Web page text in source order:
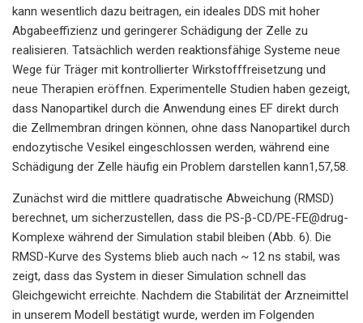
kann wesentlich dazu beitragen, ein ideales DDS mit hoher
Abgabeeffizienz und geringerer Schädigung der Zelle zu
realisieren. Tatsächlich werden reaktionsfähige Systeme neue
Wege für Träger mit kontrollierter Wirkstofffreisetzung und
neue Therapien eröffnen. Experimentelle Studien haben gezeigt,
dass Nanopartikel durch die Anwendung eines EF direkt durch
die Zellmembran dringen können, ohne dass Nanopartikel durch
endozytische Vesikel eingeschlossen werden, während eine
Schädigung der Zelle häufig ein Problem darstellen kann1,57,58.
Zunächst wird die mittlere quadratische Abweichung (RMSD)
berechnet, um sicherzustellen, dass die PS-β-CD/PE-FE@drug-
Komplexe während der Simulation stabil bleiben (Abb. 6). Die
RMSD-Kurve des Systems blieb auch nach ~ 12 ns stabil, was
zeigt, dass das System in dieser Simulation schnell das
Gleichgewicht erreichte. Nachdem die Stabilität der Arzneimittel
in unserem Modell bestätigt wurde, werden im Folgenden